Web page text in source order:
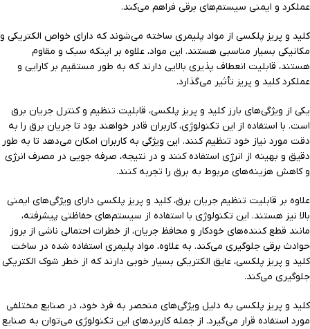
عملکرد و ایمنی سیستم‌های برقی فراهم می‌کند.
کلید و پریز پلکسی از مواد پلیمری ساخته می‌شوند که دارای خواص الکتریکی و
مکانیکی بسیار مناسبی هستند. این مواد، علاوه بر اینکه سبک و مقاوم
هستند، قابلیت انعطاف پذیری بالایی دارند که به طور مستقیم بر کارایی و
عملکرد کلید و پریز تأثیر می‌گذارد.
یکی از ویژگی‌های بارز کلید و پریز پلکسی، قابلیت تنظیم و کنترل جریان برق
است. با استفاده از این تکنولوژی، کاربران قادر خواهند بود تا جریان برق را به
دقت مورد نیاز خود تنظیم کنند. این ویژگی به کاربران امکان می‌دهد تا به طور
دقیق و بهینه از انرژی استفاده کنند و در نتیجه، صرفه جویی در مصرف انرژی
و کاهش هزینه‌های مربوط به برق را تجربه کنند.
علاوه بر قابلیت تنظیم جریان برق، کلید و پریز پلکسی دارای ویژگی‌های ایمنی
بالا نیز هستند. این تکنولوژی با استفاده از سیستم‌های حفاظتی پیشرفته،
مانند قطع کننده‌های خودکار و محافظ جریان، از خطرات احتمالی ناشی از بروز
حوادث برقی جلوگیری می‌کند. به علاوه، مواد پلیمری استفاده شده در ساخت
کلید و پریز پلکسی، عایق الکتریکی بسیار خوبی دارند که از خطر شوک الکتریکی
جلوگیری می‌کند.
کلید و پریز پلکسی به دلیل ویژگی‌های منحصر به فرد خود، در صنایع مختلفی
مورد استفاده قرار می‌گیرد. از جمله کاربردهای این تکنولوژی می‌توان به صنایع